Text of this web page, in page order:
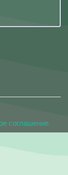
соглашение